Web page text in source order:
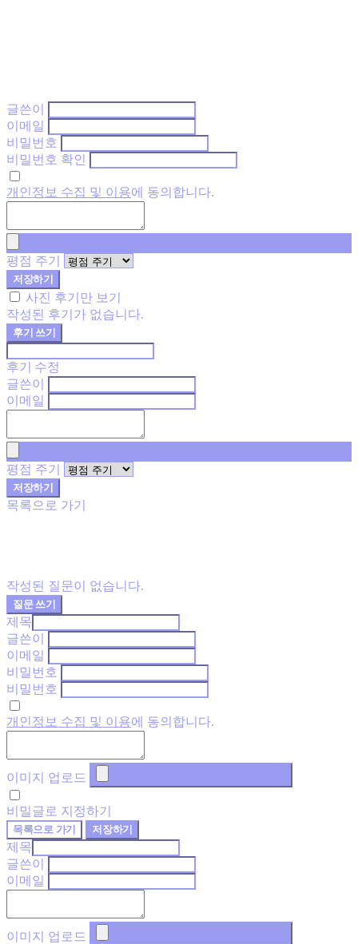
글쓴이
이메일
비밀번호
비밀번호 확인
개인정보 수집 및 이용에 동의합니다.
평점 주기
저장하기
사진 후기만 보기
작성된 후기가 없습니다.
후기 쓰기
후기 수정
글쓴이
이메일
평점 주기
저장하기
목록으로 가기
작성된 질문이 없습니다.
질문 쓰기
제목
글쓴이
이메일
비밀번호
비밀번호
개인정보 수집 및 이용에 동의합니다.
이미지 업로드
비밀글로 지정하기
목록으로 가기 저장하기
제목
글쓴이
이메일
이미지 업로드